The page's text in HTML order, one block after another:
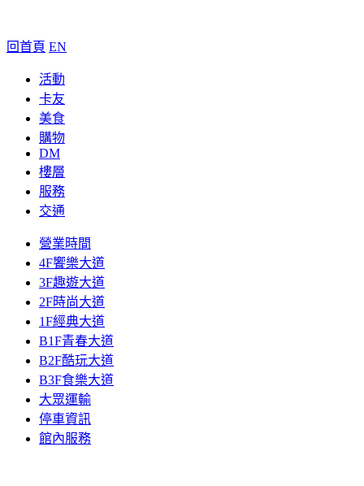
回首頁 EN
活動
卡友
美食
購物
DM
樓層
服務
交通
營業時間
4F饗樂大道
3F趣遊大道
2F時尚大道
1F經典大道
B1F青春大道
B2F酷玩大道
B3F食樂大道
大眾運輸
停車資訊
館內服務